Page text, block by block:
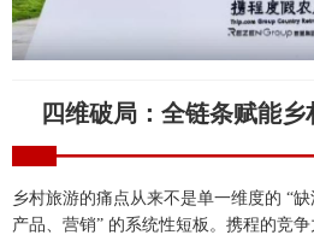
四维破局：全链条赋能
乡村旅游的痛点从来不是单一维度的 “缺
产品、营销” 的系统性短板。携程的竞